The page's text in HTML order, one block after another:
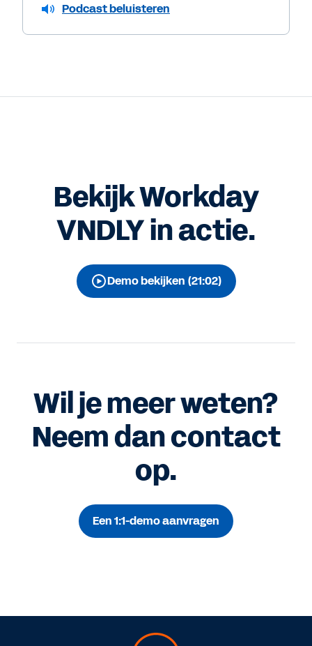
Podcast beluisteren
Bekijk Workday
VNDLY in actie.
Demo bekijken (21:02)
Wil je meer weten?
Neem dan contact
op.
Een 1:1-demo aanvragen